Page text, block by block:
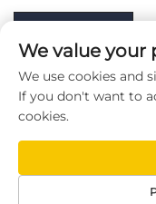
フォローする
Copyright ©
We value your
We use cookies and
If you don't want to
cookies.